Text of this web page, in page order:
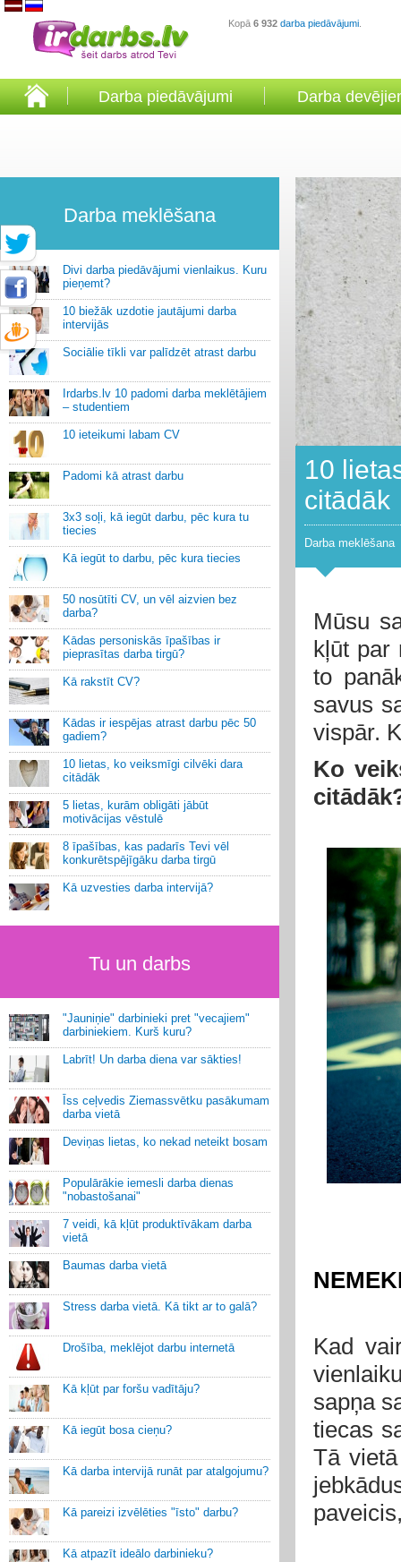
Kopā 6 932 darba piedāvājumi
Darba piedāvājumi Darba
Darba meklēšana
Divi darba piedāvājumi vienlaikus. Kuru
pieņemt?
10 biežāk uzdotie jautājumi darba
intervijās
Sociālie tīkli var palīdzēt atrast darbu
Irdarbs.lv 10 padomi darba meklētājiem
– studentiem
10 ieteikumi labam CV
Padomi kā atrast darbu
3x3 soļi, kā iegūt darbu, pēc kura tu
tiecies
Kā iegūt to darbu, pēc kura tiecies
50 nosūtīti CV, un vēl aizvien bez
darba?
Kādas personiskās īpašības ir
pieprasītas darba tirgū?
Kā rakstīt CV?
Kādas ir iespējas atrast darbu pēc 50
gadiem?
10 lietas, ko veiksmīgi cilvēki dara
citādāk
5 lietas, kurām obligāti jābūt
motivācijas vēstulē
8 īpašības, kas padarīs Tevi vēl
konkurētspējīgāku darba tirgū
Kā uzvesties darba intervijā?
Tu un darbs
"Jauniņie" darbinieki pret "vecajiem"
darbiniekiem. Kurš kuru?
Labrīt! Un darba diena var sākties!
Īss ceļvedis Ziemassvētku pasākumam
darba vietā
Deviņas lietas, ko nekad neteikt bosam
Populārākie iemesli darba dienas
"nobastošanai"
7 veidi, kā kļūt produktīvākam darba
vietā
Baumas darba vietā
Stress darba vietā. Kā tikt ar to galā?
Drošība, meklējot darbu internetā
Kā kļūt par foršu vadītāju?
Kā iegūt bosa cieņu?
Kā darba intervijā runāt par atalgojumu?
Kā pareizi izvēlēties "īsto" darbu?
Kā atpazīt ideālo darbinieku?
10
citādāk
Darba meklēšana
Mūsu
kļūt par
to
savus
vispār.
Ko
Kad
sapņa
tiecas
Tā